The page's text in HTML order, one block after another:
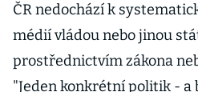
ČR nedochází k
médií vládou nebo jinou
prostřednictvím zákona
"Jeden konkrétní politik - a